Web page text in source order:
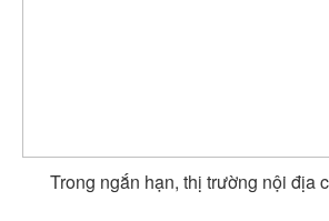
Trong ngắn hạn, thị trường nội địa